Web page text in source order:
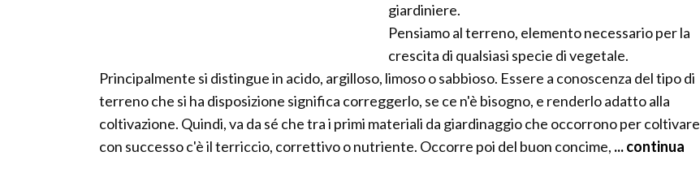
giardiniere.
Pensiamo al terreno, elemento necessario per la
crescita di qualsiasi specie di vegetale.
Principalmente si distingue in acido, argilloso, limoso o sabbioso. Essere a conoscenza del tipo di
terreno che si ha disposizione significa correggerlo, se ce n'è bisogno, e renderlo adatto alla
coltivazione. Quindi, va da sé che tra i primi materiali da giardinaggio che occorrono per coltivare
con successo c'è il terriccio, correttivo o nutriente. Occorre poi del buon concime, ... continua